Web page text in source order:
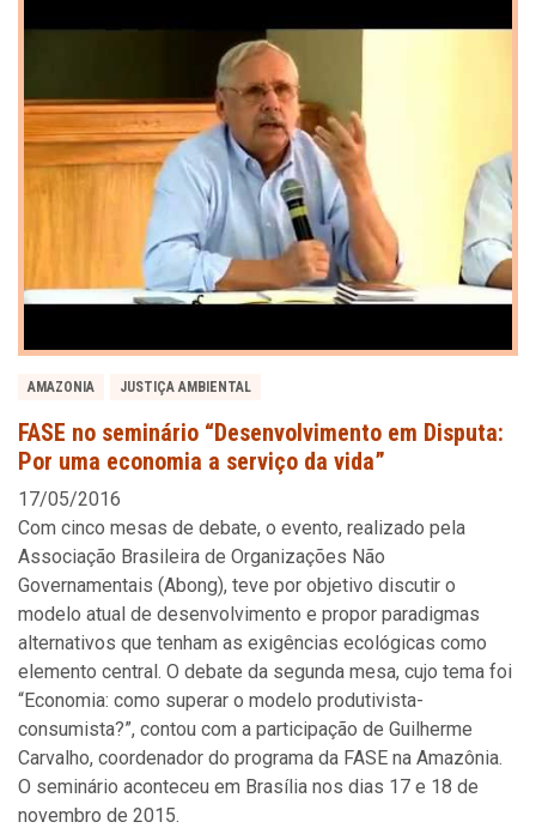
AMAZONIA JUSTIÇA AMBIENTAL
FASE no seminário “Desenvolvimento em Disputa:
Por uma economia a serviço da vida”
17/05/2016
Com cinco mesas de debate, o evento, realizado pela
Associação Brasileira de Organizações Não
Governamentais (Abong), teve por objetivo discutir o
modelo atual de desenvolvimento‬ e propor paradigmas
alternativos que tenham as exigências ecológicas como
elemento central. O debate da segunda mesa, cujo tema foi
“Economia: como superar o modelo produtivista-
consumista?”, contou com a participação de Guilherme
Carvalho, coordenador do programa da FASE na Amazônia.
O seminário aconteceu em Brasília nos dias 17 e 18 de
novembro de 2015.